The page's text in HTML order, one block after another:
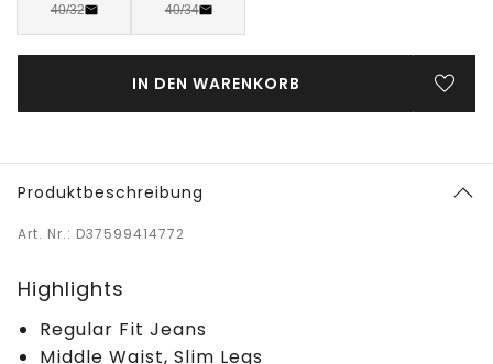
40/32 40/34
IN DEN WARENKORB
Produktbeschreibung
Art. Nr.: D37599414772
Highlights
Regular Fit Jeans
Middle Waist, Slim Legs